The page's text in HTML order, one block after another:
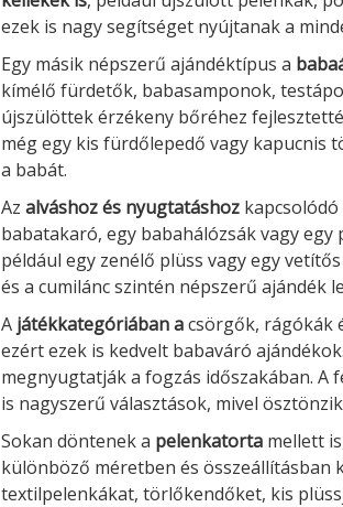
ezek is nagy segítséget nyújtanak a
Egy másik népszerű ajándéktípus a
kímélő fürdetők, babasamponok,
újszülöttek érzékeny bőréhez
még egy kis fürdőlepedő vagy kapucnis
a babát.
Az alváshoz és nyugtatáshoz
babatakaró, egy babahálózsák vagy
például egy zenélő plüss vagy egy
és a cumilánc szintén népszerű ajándék
A játékkategóriában acsörgők, rágókák
ezért ezek is kedvelt babaváró
megnyugtatják a fogzás időszakában.
is nagyszerű választások, mivel
Sokan döntenek a pelenkatorta mellett
különböző méretben és
textilpelenkákat, törlőkendőket, kis